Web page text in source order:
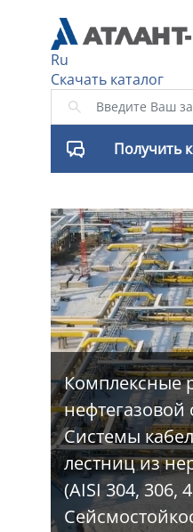
Ru
Скачать каталог
Получить
Комплексные
нефтегазовой
Системы
лестниц из
(AISI 304, 306,